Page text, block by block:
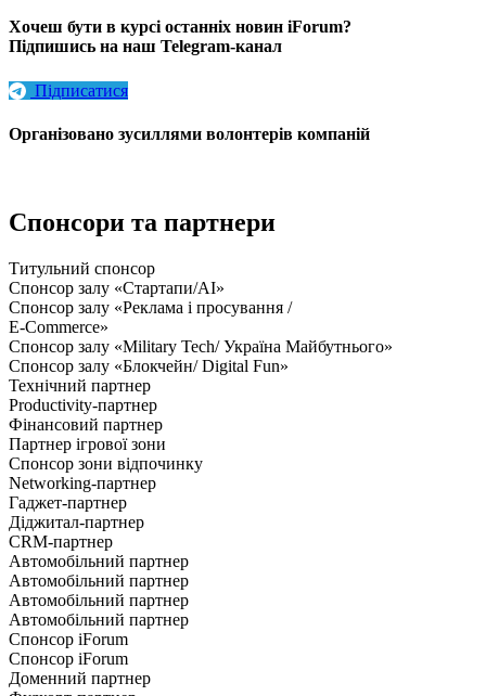
Хочеш бути в курсі останніх новин iForum?
Підпишись на наш Telegram-канал
Підписатися
Організовано зусиллями волонтерів компаній
Спонсори та партнери
Титульний спонсор
Спонсор залу «Стартапи/AI»
Спонсор залу «Реклама і просування /
E-Commerce»
Спонсор залу «Military Tech/ Україна Майбутнього»
Спонсор залу «Блокчейн/ Digital Fun»
Технічний партнер
Productivity-партнер
Фінансовий партнер
Партнер ігрової зони
Спонсор зони відпочинку
Networking-партнер
Гаджет-партнер
Діджитал-партнер
CRM-партнер
Автомобільний партнер
Автомобільний партнер
Автомобільний партнер
Автомобільний партнер
Спонсор iForum
Спонсор iForum
Доменний партнер